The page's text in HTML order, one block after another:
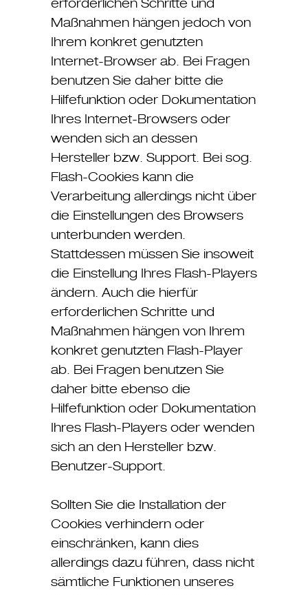
erforderlichen Schritte und
Maßnahmen hängen jedoch von
Ihrem konkret genutzten
Internet-Browser ab. Bei Fragen
benutzen Sie daher bitte die
Hilfefunktion oder Dokumentation
Ihres Internet-Browsers oder
wenden sich an dessen
Hersteller bzw. Support. Bei sog.
Flash-Cookies kann die
Verarbeitung allerdings nicht über
die Einstellungen des Browsers
unterbunden werden.
Stattdessen müssen Sie insoweit
die Einstellung Ihres Flash-Players
ändern. Auch die hierfür
erforderlichen Schritte und
Maßnahmen hängen von Ihrem
konkret genutzten Flash-Player
ab. Bei Fragen benutzen Sie
daher bitte ebenso die
Hilfefunktion oder Dokumentation
Ihres Flash-Players oder wenden
sich an den Hersteller bzw.
Benutzer-Support.
Sollten Sie die Installation der
Cookies verhindern oder
einschränken, kann dies
allerdings dazu führen, dass nicht
sämtliche Funktionen unseres